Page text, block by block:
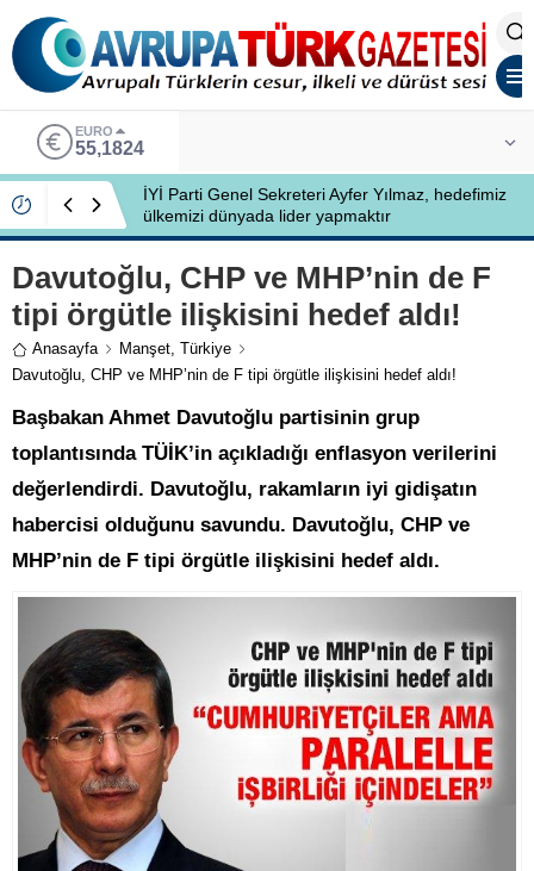
EURO
55,1824
İYİ Parti Genel Sekreteri Ayfer Yılmaz, hedefimiz
ülkemizi dünyada lider yapmaktır
Davutoğlu, CHP ve MHP’nin de F
tipi örgütle ilişkisini hedef aldı!
Anasayfa Manşet, Türkiye
Davutoğlu, CHP ve MHP’nin de F tipi örgütle ilişkisini hedef aldı!
Başbakan Ahmet Davutoğlu partisinin grup
toplantısında TÜİK’in açıkladığı enflasyon verilerini
değerlendirdi. Davutoğlu, rakamların iyi gidişatın
habercisi olduğunu savundu. Davutoğlu, CHP ve
MHP’nin de F tipi örgütle ilişkisini hedef aldı.